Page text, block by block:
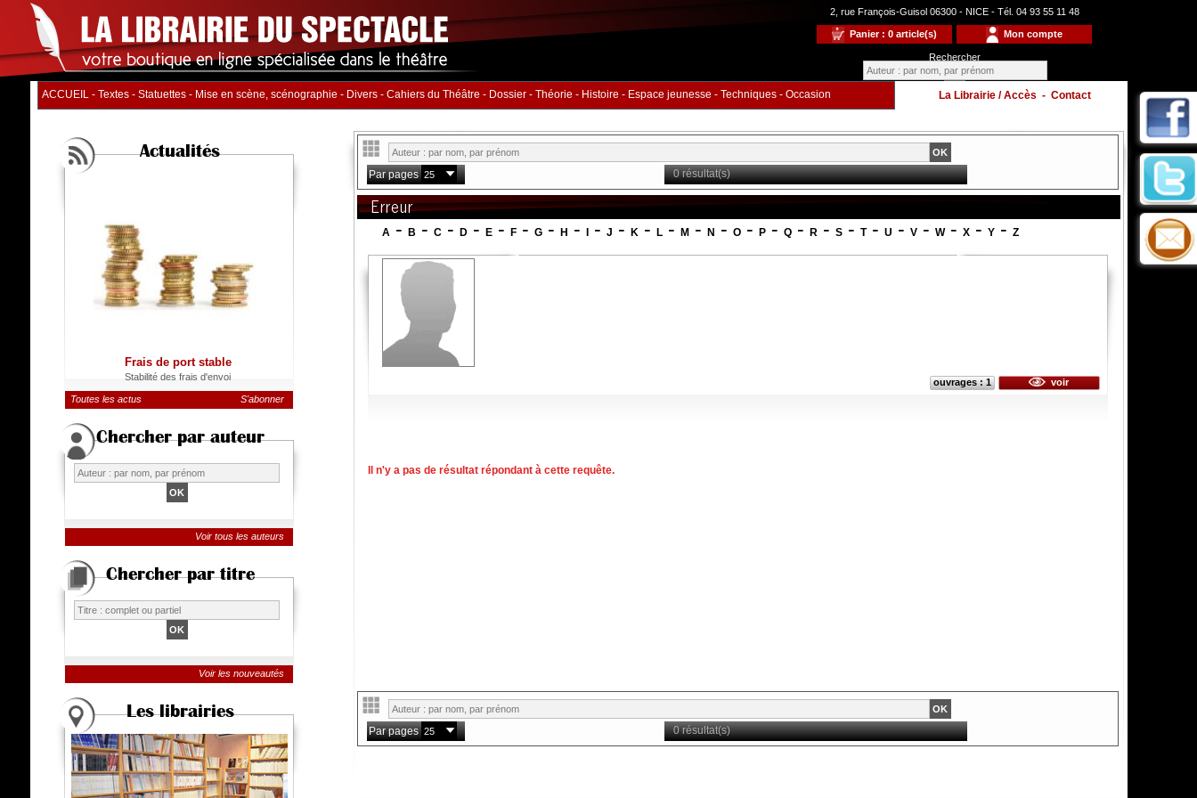
2, rue François-Guisol 06300 - NICE - Tél. 04 93 55 11 48
Panier : 0 article(s) Mon compte
Rechercher
ACCUEIL - Textes - Statuettes - Mise en scène, scénographie - Divers - Cahiers du Théâtre - Dossier - Théorie - Histoire - Espace jeunesse - Techniques - Occasion La Librairie / Accès - Contact
Actualités
Frais de port stable
Stabilité des frais d'envoi
Toutes les actus S'abonner
Chercher par auteur
Voir tous les auteurs
Chercher par titre
Voir les nouveautés
Les librairies
Par pages 0 résultat(s)
Erreur
A -B -C -D -E -F -G -H - -J -K -L -M -N -O -P -Q -R -S -T-U -V -W-X -Y -Z
voir
ouvrages : 1
Il n'y a pas de résultat répondant à cette requête.
Par pages 0 résultat(s)